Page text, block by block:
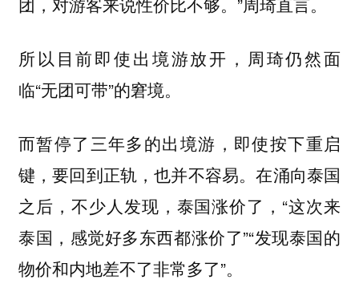
团，对游客来说性价比不够
所以目前即使出境游放开，周琦仍然面
临“无团可带”的窘境。
而暂停了三年多的出境游，即使按下重启
键，要回到正轨，也并不容易。在涌向泰国
之后，不少人发现，泰国涨价了，“这次来
泰国，感觉好多东西都涨价了”“发现泰国的
物价和内地差不了非常多了”。